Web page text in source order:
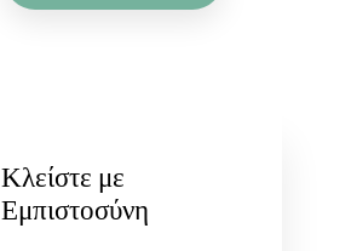
Κλείστε με
Εμπιστοσύνη